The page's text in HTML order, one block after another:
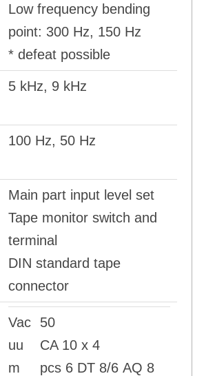
Low frequency bending
point: 300 Hz, 150 Hz
* defeat possible
5 kHz, 9 kHz
100 Hz, 50 Hz
Main part input level set
Tape monitor switch and
terminal
DIN standard tape
connector
Vac
uu
m
50
CA 10 x 4
pcs 6 DT 8/6 AQ 8